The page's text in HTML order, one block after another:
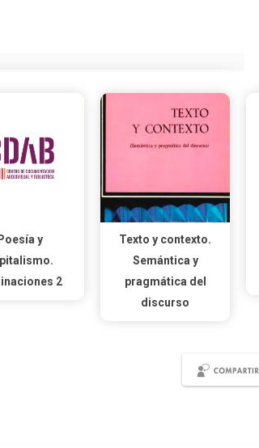
Poesía y
2
Texto y contexto.
Semántica y
pragmática del
discurso